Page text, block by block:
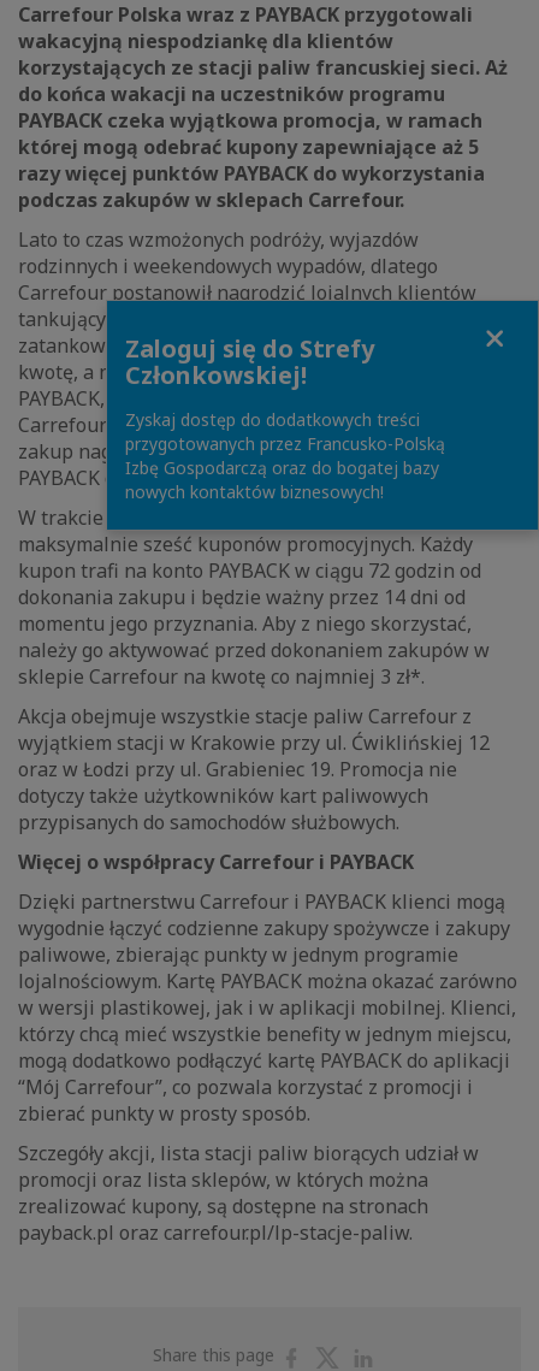
Carrefour Polska wraz z PAYBACK przygotowali
wakacyjną niespodziankę dla klientów
korzystających ze stacji paliw francuskiej sieci. Aż
do końca wakacji na uczestników programu
PAYBACK czeka wyjątkowa promocja, w ramach
której mogą odebrać kupony zapewniające aż 5
razy więcej punktów PAYBACK do wykorzystania
podczas zakupów w sklepach Carrefour.
Lato to czas wzmożonych podróży, wyjazdów
rodzinnych i weekendowych wypadów, dlatego
Carrefour postanowił nagrodzić lojalnych klientów
tankujących na stacjach paliw swojej sieci. Wystarczy
zatankować dowolną ilość paliwa lub gazu na dowolną
kwotę, a następnie zeskanować zarejestrowaną kartę
PAYBACK, aplikację PAYBACK lub aplikację “Mój
Carrefour” z podłączonym kontem partnera. Każdy taki
zakup nagradzany będzie kuponem 5x więcej punktów
PAYBACK do wykorzystania w sklepach Carrefour.
W trakcie całej akcji uczestnik może otrzymać
maksymalnie sześć kuponów promocyjnych. Każdy
kupon trafi na konto PAYBACK w ciągu 72 godzin od
dokonania zakupu i będzie ważny przez 14 dni od
momentu jego przyznania. Aby z niego skorzystać,
należy go aktywować przed dokonaniem zakupów w
sklepie Carrefour na kwotę co najmniej 3 zł*.
Akcja obejmuje wszystkie stacje paliw Carrefour z
wyjątkiem stacji w Krakowie przy ul. Ćwiklińskiej 12
oraz w Łodzi przy ul. Grabieniec 19. Promocja nie
dotyczy także użytkowników kart paliwowych
przypisanych do samochodów służbowych.
Więcej o współpracy Carrefour i PAYBACK
Dzięki partnerstwu Carrefour i PAYBACK klienci mogą
wygodnie łączyć codzienne zakupy spożywcze i zakupy
paliwowe, zbierając punkty w jednym programie
lojalnościowym. Kartę PAYBACK można okazać zarówno
w wersji plastikowej, jak i w aplikacji mobilnej. Klienci,
którzy chcą mieć wszystkie benefity w jednym miejscu,
mogą dodatkowo podłączyć kartę PAYBACK do aplikacji
“Mój Carrefour”, co pozwala korzystać z promocji i
zbierać punkty w prosty sposób.
Szczegóły akcji, lista stacji paliw biorących udział w
promocji oraz lista sklepów, w których można
zrealizować kupony, są dostępne na stronach
payback.pl oraz carrefour.pl/lp-stacje-paliw.
Share this page
ShareShare
Zaloguj się do Strefy
Członkowskiej!
Zyskaj dostęp do dodatkowych treści
przygotowanych przez Francusko-Polską
Izbę Gospodarczą oraz do bogatej bazy
nowych kontaktów biznesowych!